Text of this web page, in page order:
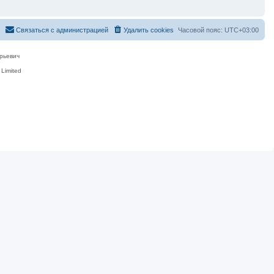
Часовой пояс: UTC+03:00
Удалить cookies
Связаться с администрацией